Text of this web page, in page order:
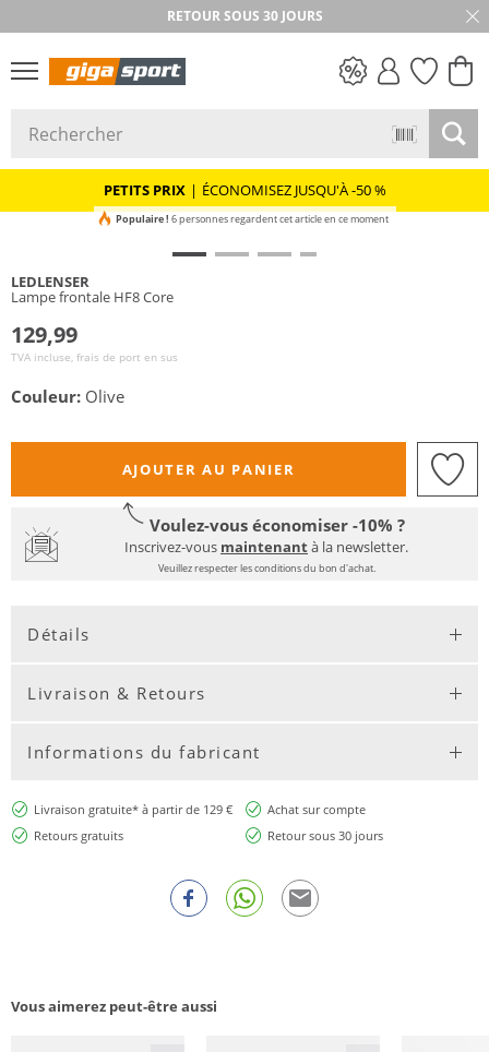
RETOUR SOUS 30 JOURS
PETITS PRIX | ÉCONOMISEZ JUSQU'À -50 %
Populaire ! 6 personnes regardent cet article en ce moment
LEDLENSER
Lampe frontale HF8 Core
129,99
TVA incluse, frais de port en sus
Couleur: Olive
AJOUTER AU PANIER
Voulez-vous économiser -10% ?
Inscrivez-vous maintenantà la newsletter.
Veuillez respecter les conditions du bon d'achat.
Détails
Livraison & Retours
Informations du fabricant
Livraison gratuite* à partir de 129 €
Achat sur compte
Retours gratuits
Retour sous 30 jours
Vous aimerez peut-être aussi